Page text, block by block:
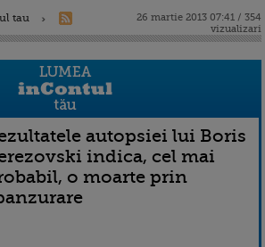
tau
26 martie 2013 07:41 / 354
vizualizari
autopsiei lui Boris
indica, cel mai
o moarte prin